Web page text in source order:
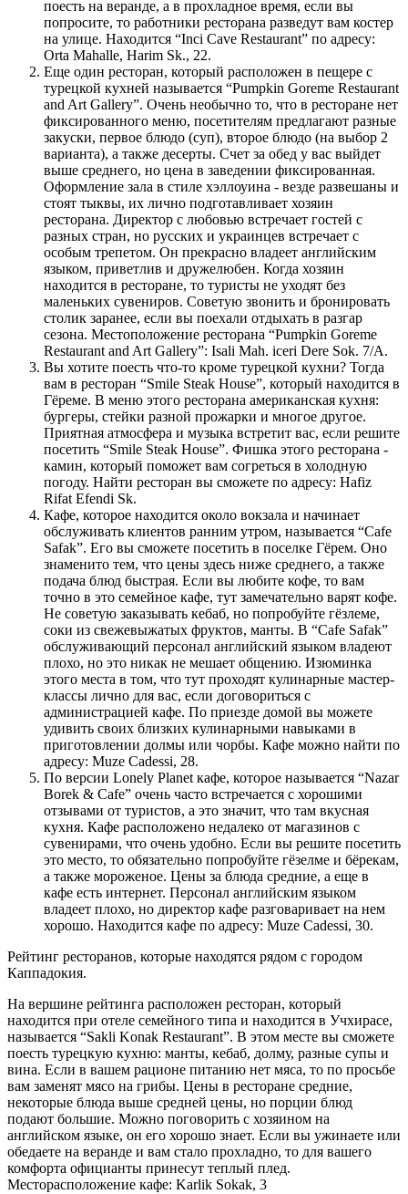
поесть на веранде, а в прохладное время, если вы
попросите, то работники ресторана разведут вам костер
на улице. Находится “Inci Cave Restaurant” по адресу:
Orta Mahalle, Harim Sk., 22.
Еще один ресторан, который расположен в пещере с
турецкой кухней называется “Pumpkin Goreme Restaurant
and Art Gallery”. Очень необычно то, что в ресторане нет
фиксированного меню, посетителям предлагают разные
закуски, первое блюдо (суп), второе блюдо (на выбор 2
варианта), а также десерты. Счет за обед у вас выйдет
выше среднего, но цена в заведении фиксированная.
Оформление зала в стиле хэллоуина - везде развешаны и
стоят тыквы, их лично подготавливает хозяин
ресторана. Директор с любовью встречает гостей с
разных стран, но русских и украинцев встречает с
особым трепетом. Он прекрасно владеет английским
языком, приветлив и дружелюбен. Когда хозяин
находится в ресторане, то туристы не уходят без
маленьких сувениров. Советую звонить и бронировать
столик заранее, если вы поехали отдыхать в разгар
сезона. Местоположение ресторана “Pumpkin Goreme
Restaurant and Art Gallery”: Isali Mah. iceri Dere Sok. 7/A.
Вы хотите поесть что-то кроме турецкой кухни? Тогда
вам в ресторан “Smile Steak House”, который находится в
Гёреме. В меню этого ресторана американская кухня:
бургеры, стейки разной прожарки и многое другое.
Приятная атмосфера и музыка встретит вас, если решите
посетить “Smile Steak House”. Фишка этого ресторана -
камин, который поможет вам согреться в холодную
погоду. Найти ресторан вы сможете по адресу: Hafiz
Rifat Efendi Sk.
Кафе, которое находится около вокзала и начинает
обслуживать клиентов ранним утром, называется “Cafe
Safak”. Его вы сможете посетить в поселке Гёрем. Оно
знаменито тем, что цены здесь ниже среднего, а также
подача блюд быстрая. Если вы любите кофе, то вам
точно в это семейное кафе, тут замечательно варят кофе.
Не советую заказывать кебаб, но попробуйте гёзлеме,
соки из свежевыжатых фруктов, манты. В “Cafe Safak”
обслуживающий персонал английский языком владеют
плохо, но это никак не мешает общению. Изюминка
этого места в том, что тут проходят кулинарные мастер-
классы лично для вас, если договориться с
администрацией кафе. По приезде домой вы можете
удивить своих близких кулинарными навыками в
приготовлении долмы или чорбы. Кафе можно найти по
адресу: Muze Cadessi, 28.
По версии Lonely Planet кафе, которое называется “Nazar
Borek & Cafe” очень часто встречается с хорошими
отзывами от туристов, а это значит, что там вкусная
кухня. Кафе расположено недалеко от магазинов с
сувенирами, что очень удобно. Если вы решите посетить
это место, то обязательно попробуйте гёзелме и бёрекам,
а также мороженое. Цены за блюда средние, а еще в
кафе есть интернет. Персонал английским языком
владеет плохо, но директор кафе разговаривает на нем
хорошо. Находится кафе по адресу: Muze Cadessi, 30.
Рейтинг ресторанов, которые находятся рядом с городом
Каппадокия.
На вершине рейтинга расположен ресторан, который
находится при отеле семейного типа и находится в Учхирасе,
называется “Sakli Konak Restaurant”. В этом месте вы сможете
поесть турецкую кухню: манты, кебаб, долму, разные супы и
вина. Если в вашем рационе питанию нет мяса, то по просьбе
вам заменят мясо на грибы. Цены в ресторане средние,
некоторые блюда выше средней цены, но порции блюд
подают большие. Можно поговорить с хозяином на
английском языке, он его хорошо знает. Если вы ужинаете или
обедаете на веранде и вам стало прохладно, то для вашего
комфорта официанты принесут теплый плед.
Месторасположение кафе: Karlik Sokak, 3